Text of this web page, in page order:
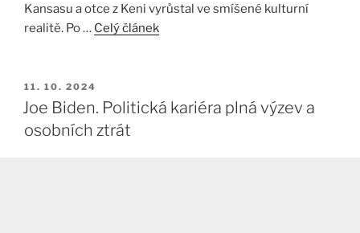
Kansasu a otce z Keni vyrůstal ve smíšené kulturní
realitě. Po … Celý článek
PUBLIKOVÁNO
11. 10. 2024
Joe Biden. Politická kariéra plná výzev a
osobních ztrát